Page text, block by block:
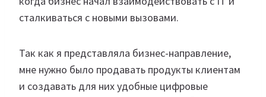
сталкиваться с новыми вызовами.
Так как я представляла бизнес-направление,
мне нужно было продавать продукты клиентам
и создавать для них удобные цифровые